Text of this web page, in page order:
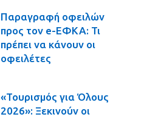
Παραγραφή οφειλών
προς τον e-ΕΦΚΑ: Τι
πρέπει να κάνουν οι
οφειλέτες
«Τουρισμός για Όλους
2026»: Ξεκινούν οι